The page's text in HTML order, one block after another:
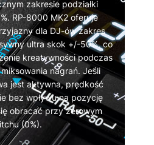
zakresie podziałki
RP-8000 MK2 oferuje
dla DJ-ów zakres
ultra skok +/-50%, co
kreatywności podczas
nagrań. Jeśli
jest aktywna, prędkość
bez wpływu na pozycję
obracać przy zerowym
(0%).